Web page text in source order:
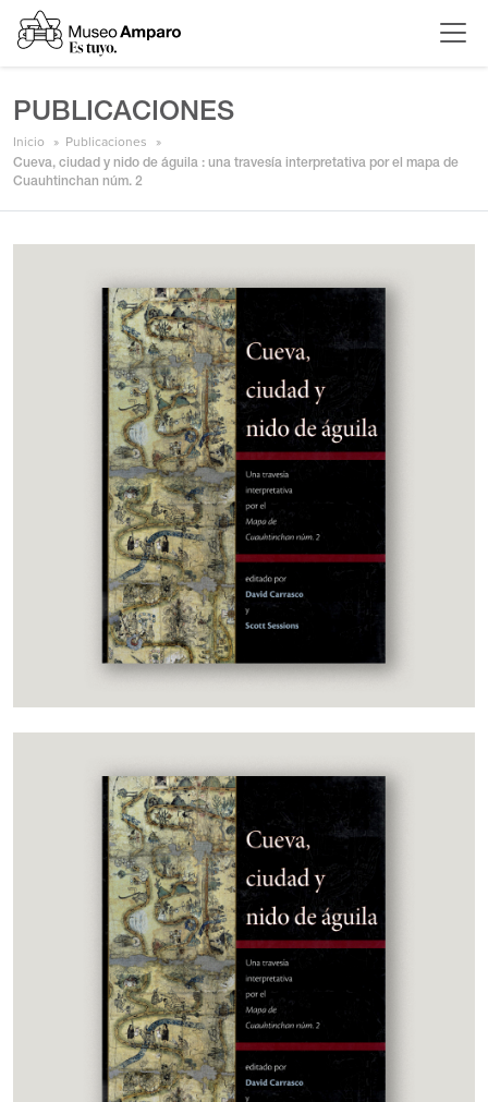
PUBLICACIONES
Inicio Publicaciones
Cueva, ciudad y nido de águila : una travesía interpretativa por el mapa de
Cuauhtinchan núm. 2